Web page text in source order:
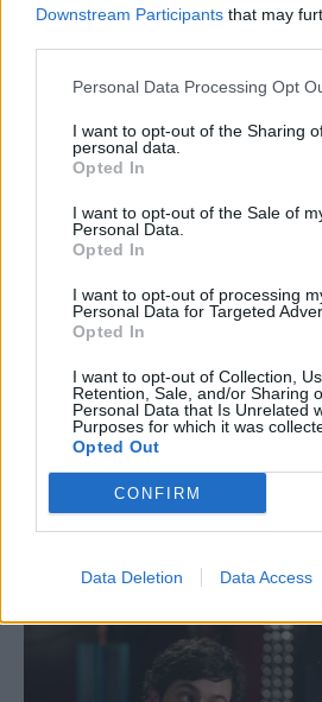
Downstream Participants that may
Personal Data Processing Opt
I want to opt-out of the Sharing
personal data.
Opted In
I want to opt-out of the Sale of
Personal Data.
Opted In
I want to opt-out of processing
Personal Data for Targeted
Opted In
I want to opt-out of Collection,
Retention, Sale, and/or Sharing
Personal Data that Is Unrelated
Purposes for which it was
Opted Out
CONFIRM
Data Deletion Data Access